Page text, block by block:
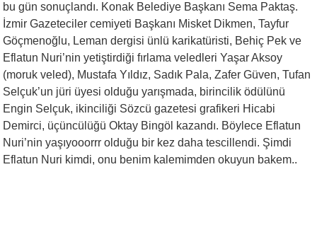
bu gün sonuçlandı. Konak Belediye Başkanı Sema Paktaş.
İzmir Gazeteciler cemiyeti Başkanı Misket Dikmen, Tayfur
Göçmenoğlu, Leman dergisi ünlü karikatüristi, Behiç Pek ve
Eflatun Nuri’nin yetiştirdiği fırlama veledleri Yaşar Aksoy
(moruk veled), Mustafa Yıldız, Sadık Pala, Zafer Güven, Tufan
Selçuk’un jüri üyesi olduğu yarışmada, birincilik ödülünü
Engin Selçuk, ikinciliği Sözcü gazetesi grafikeri Hicabi
Demirci, üçüncülüğü Oktay Bingöl kazandı. Böylece Eflatun
Nuri’nin yaşıyooorrr olduğu bir kez daha tescillendi. Şimdi
Eflatun Nuri kimdi, onu benim kalemimden okuyun bakem..